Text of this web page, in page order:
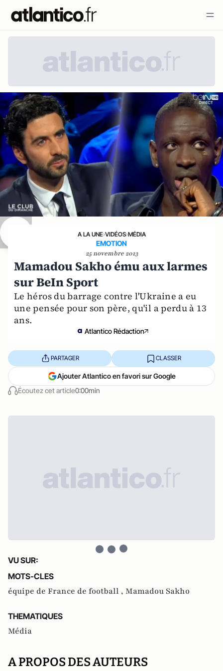
A LA UNE›VIDÉOS›MÉDIA
EMOTION
25 novembre 2013
Mamadou Sakho ému aux larmes
sur BeIn Sport
Le héros du barrage contre l'Ukraine a eu
une pensée pour son père, qu'il a perdu à 13
ans.
Atlantico Rédaction
Écoutez cet article0:00min
PARTAGER CLASSER
Ajouter Atlantico en favori sur Google
VU SUR:
MOTS-CLES
équipe de France de football , Mamadou Sakho
THEMATIQUES
Média
A PROPOS DES AUTEURS